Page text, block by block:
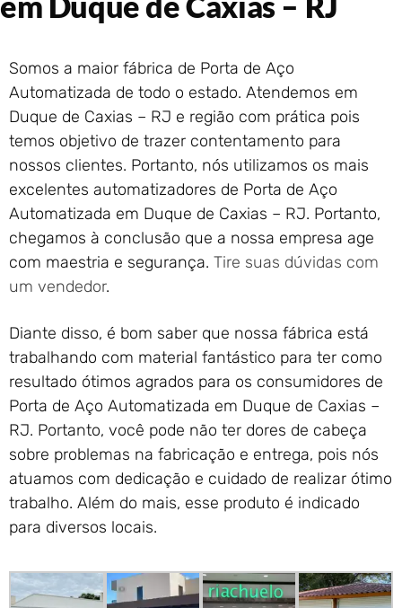
Portão de Garagem de
Portão de Garagem de
Enrolar em Paraty – RJ
Portão de Garagem de
Enrolar em Nova Iguaçu – RJ
Portão de Garagem de
Enrolar em Nova Friburgo –
RJ
Somos a maior fábrica de Porta de Aço
Automatizada de todo o estado. Atendemos em
Duque de Caxias – RJ e região com prática pois
temos objetivo de trazer contentamento para
nossos clientes. Portanto, nós utilizamos os mais
excelentes automatizadores de Porta de Aço
Automatizada em Duque de Caxias – RJ. Portanto,
chegamos à conclusão que a nossa empresa age
com maestria e segurança. Tire suas dúvidas com
um vendedor.
Diante disso, é bom saber que nossa fábrica está
trabalhando com material fantástico para ter como
resultado ótimos agrados para os consumidores de
Porta de Aço Automatizada em Duque de Caxias –
RJ. Portanto, você pode não ter dores de cabeça
sobre problemas na fabricação e entrega, pois nós
atuamos com dedicação e cuidado de realizar ótimo
trabalho. Além do mais, esse produto é indicado
para diversos locais.